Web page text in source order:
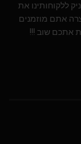
ללקוחותינו את
אתם מוזמנים
אתכם שוב !!!